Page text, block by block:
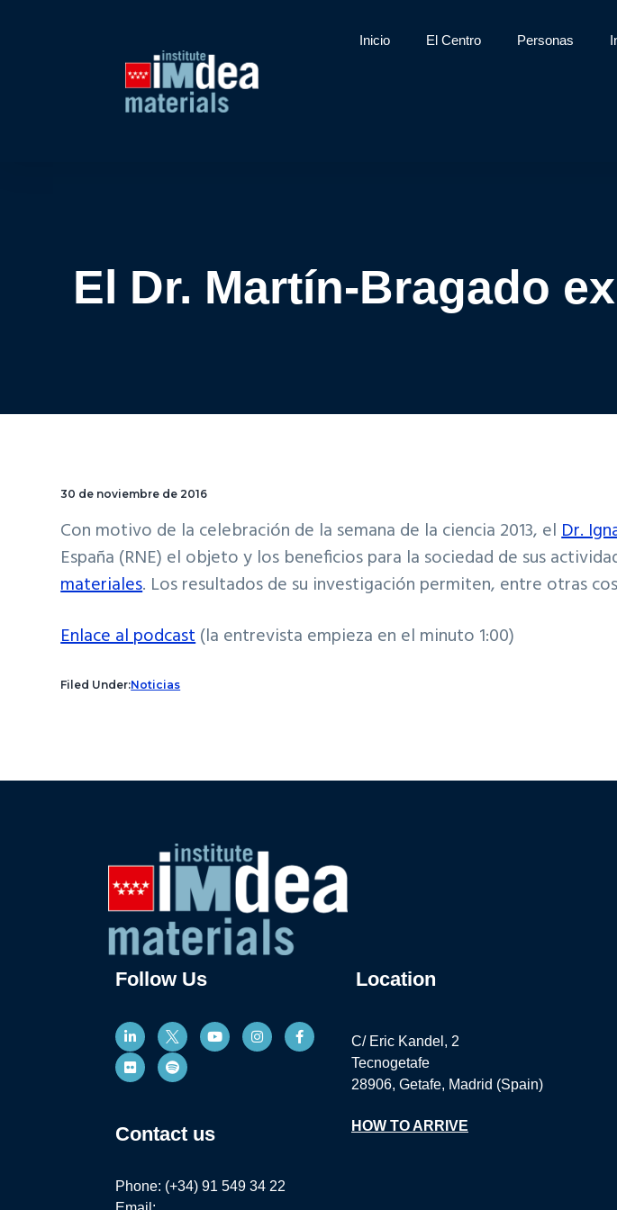
Inicio El Centro Personas
El Dr. Martín-Bragado
30 de noviembre de 2016
Con motivo de la celebración de la semana de la ciencia 2013, elDr.
España (RNE) el objeto y los beneficios para la sociedad de sus
materiales. Los resultados de su investigación permiten, entre otras
Enlace al podcast(la entrevista empieza en el minuto 1:00)
Filed Under:Noticias
Follow Us
Contact us
Phone: (+34) 91 549 34 22
Location
C/ Eric Kandel, 2
Tecnogetafe
28906, Getafe, Madrid (Spain)
HOW TO ARRIVE